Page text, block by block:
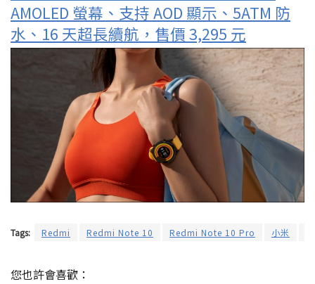
AMOLED 螢幕、支持 AOD 顯示、5ATM 防
水、16 天超長續航，售價 3,295 元
Tags: Redmi Redmi Note 10 Redmi Note 10 Pro 小米
您也許會喜歡：